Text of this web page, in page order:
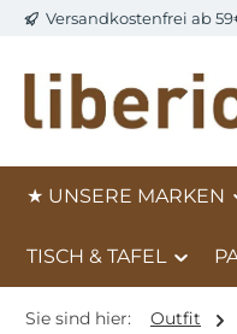
Hauptinhalt
Zur Suche springen
ZurVersandkostenfrei ab
★ UNSERE MARKEN
TISCH & TAFEL
Sie sind hier: Outfit